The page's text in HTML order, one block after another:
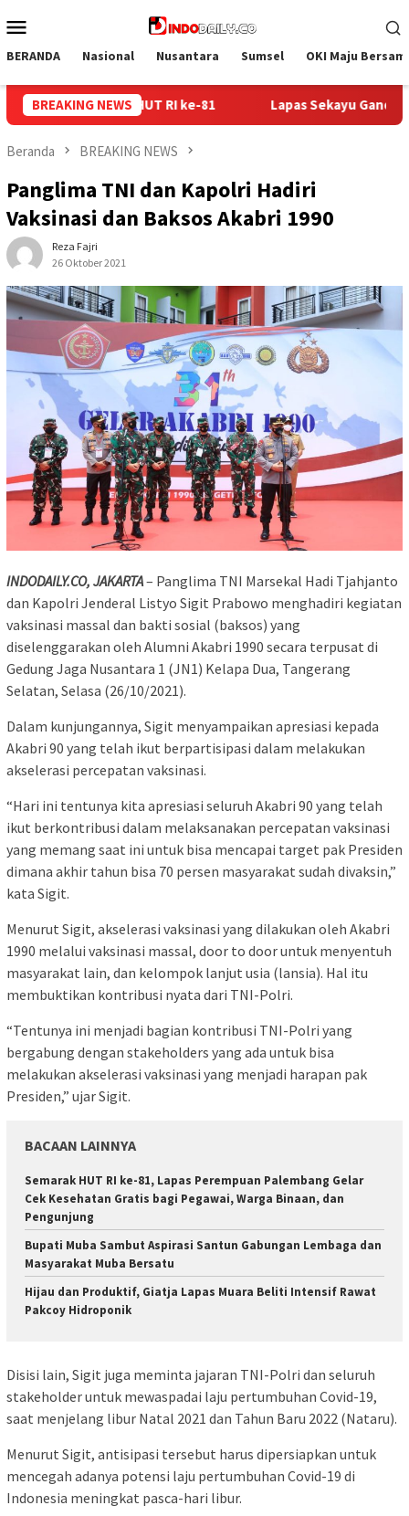
ke
Mobile
BERANDA Nasional Nusantara Sumsel OKI Maju
BREAKING NEWS
Sekayu Gandeng Kwarcab Muba Berikan Materi Dasar
Beranda BREAKING NEWS
Panglima TNI dan Kapolri Hadiri
Vaksinasi dan Baksos Akabri 1990
Reza Fajri
26 Oktober 2021
INDODAILY.CO, JAKARTA– Panglima TNI Marsekal Hadi Tjahjanto
dan Kapolri Jenderal Listyo Sigit Prabowo menghadiri kegiatan
vaksinasi massal dan bakti sosial (baksos) yang
diselenggarakan oleh Alumni Akabri 1990 secara terpusat di
Gedung Jaga Nusantara 1 (JN1) Kelapa Dua, Tangerang
Selatan, Selasa (26/10/2021).
Dalam kunjungannya, Sigit menyampaikan apresiasi kepada
Akabri 90 yang telah ikut berpartisipasi dalam melakukan
akselerasi percepatan vaksinasi.
“Hari ini tentunya kita apresiasi seluruh Akabri 90 yang telah
ikut berkontribusi dalam melaksanakan percepatan vaksinasi
yang memang saat ini untuk bisa mencapai target pak Presiden
dimana akhir tahun bisa 70 persen masyarakat sudah divaksin,”
kata Sigit.
Menurut Sigit, akselerasi vaksinasi yang dilakukan oleh Akabri
1990 melalui vaksinasi massal, door to door untuk menyentuh
masyarakat lain, dan kelompok lanjut usia (lansia). Hal itu
membuktikan kontribusi nyata dari TNI-Polri.
“Tentunya ini menjadi bagian kontribusi TNI-Polri yang
bergabung dengan stakeholders yang ada untuk bisa
melakukan akselerasi vaksinasi yang menjadi harapan pak
Presiden,” ujar Sigit.
BACAAN LAINNYA
Semarak HUT RI ke-81, Lapas Perempuan Palembang Gelar
Cek Kesehatan Gratis bagi Pegawai, Warga Binaan, dan
Pengunjung
Bupati Muba Sambut Aspirasi Santun Gabungan Lembaga dan
Masyarakat Muba Bersatu
Hijau dan Produktif, Giatja Lapas Muara Beliti Intensif Rawat
Pakcoy Hidroponik
Disisi lain, Sigit juga meminta jajaran TNI-Polri dan seluruh
stakeholder untuk mewaspadai laju pertumbuhan Covid-19,
saat menjelang libur Natal 2021 dan Tahun Baru 2022 (Nataru).
Menurut Sigit, antisipasi tersebut harus dipersiapkan untuk
mencegah adanya potensi laju pertumbuhan Covid-19 di
Indonesia meningkat pasca-hari libur.